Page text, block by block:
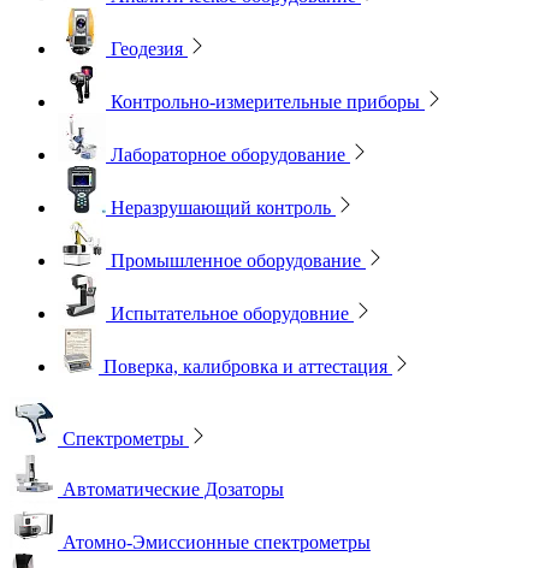
Геодезия
Контрольно-измерительные приборы
Лабораторное оборудование
Неразрушающий контроль
Промышленное оборудование
Испытательное оборудовние
Поверка, калибровка и аттестация
Спектрометры
Автоматические Дозаторы
Атомно-Эмиссионные спектрометры